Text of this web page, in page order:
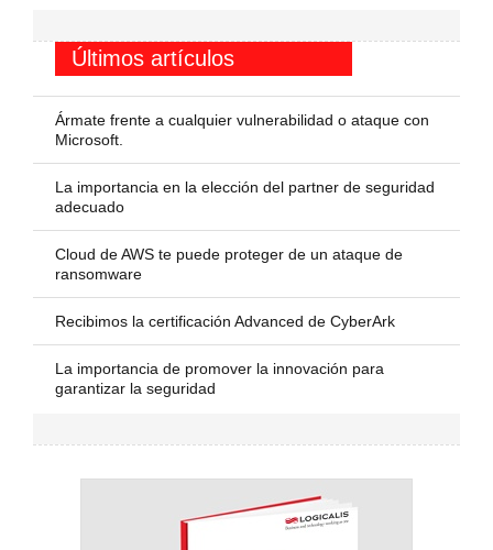
Últimos artículos
Ármate frente a cualquier vulnerabilidad o ataque con
Microsoft.
La importancia en la elección del partner de seguridad
adecuado
Cloud de AWS te puede proteger de un ataque de
ransomware
Recibimos la certificación Advanced de CyberArk
La importancia de promover la innovación para
garantizar la seguridad